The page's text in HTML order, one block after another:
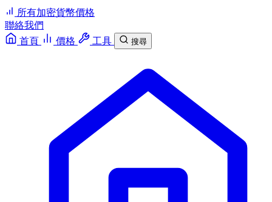
所有加密貨幣價格
聯絡我們
首頁
價格 工具 搜尋